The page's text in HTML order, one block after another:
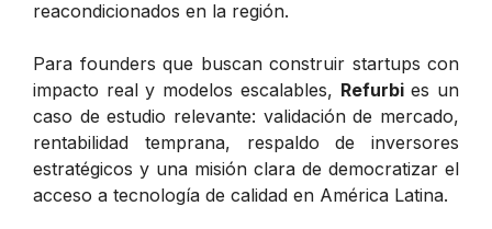
reacondicionados en la región.
Para founders que buscan construir startups con
impacto real y modelos escalables, Refurbies un
caso de estudio relevante: validación de mercado,
rentabilidad temprana, respaldo de inversores
estratégicos y una misión clara de democratizar el
acceso a tecnología de calidad en América Latina.